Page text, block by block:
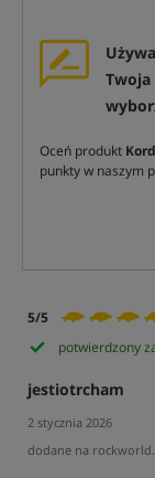
Oceń produkt
punkty w naszym
5/5
potwierdzony
jestiotrcham
2 stycznia 2026
dodane na